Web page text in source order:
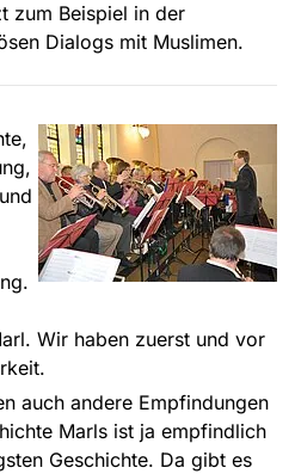
zum Beispiel in der
Dialogs mit Muslimen.
Wir haben zuerst und vor
auch andere Empfindungen
Marls ist ja empfindlich
Geschichte. Da gibt es